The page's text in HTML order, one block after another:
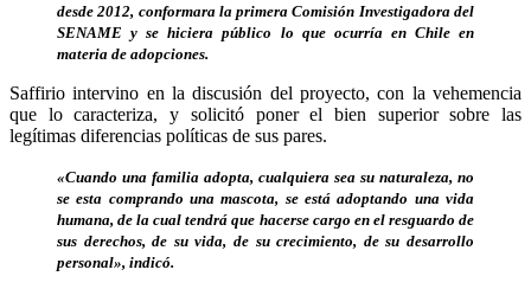
desde 2012, conformara la primera Comisión Investigadora del
SENAME y se hiciera público lo que ocurría en Chile en
materia de adopciones.
Saffirio intervino en la discusión del proyecto, con la vehemencia
que lo caracteriza, y solicitó poner el bien superior sobre las
legítimas diferencias políticas de sus pares.
«Cuando una familia adopta, cualquiera sea su naturaleza, no
se esta comprando una mascota, se está adoptando una vida
humana, de la cual tendrá que hacerse cargo en el resguardo de
sus derechos, de su vida, de su crecimiento, de su desarrollo
personal», indicó.